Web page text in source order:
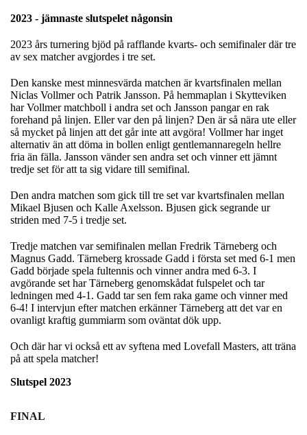
2023 - jämnaste slutspelet någonsin
2023 års turnering bjöd på rafflande kvarts- och semifinaler där tre
av sex matcher avgjordes i tre set.
Den kanske mest minnesvärda matchen är kvartsfinalen mellan
Niclas Vollmer och Patrik Jansson. På hemmaplan i Skytteviken
har Vollmer matchboll i andra set och Jansson pangar en rak
forehand på linjen. Eller var den på linjen? Den är så nära ute eller
så mycket på linjen att det går inte att avgöra! Vollmer har inget
alternativ än att döma in bollen enligt gentlemannaregeln hellre
fria än fälla. Jansson vänder sen andra set och vinner ett jämnt
tredje set för att ta sig vidare till semifinal.
Den andra matchen som gick till tre set var kvartsfinalen mellan
Mikael Bjusen och Kalle Axelsson. Bjusen gick segrande ur
striden med 7-5 i tredje set.
Tredje matchen var semifinalen mellan Fredrik Tärneberg och
Magnus Gadd. Tärneberg krossade Gadd i första set med 6-1 men
Gadd började spela fultennis och vinner andra med 6-3. I
avgörande set har Tärneberg genomskådat fulspelet och tar
ledningen med 4-1. Gadd tar sen fem raka game och vinner med
6-4! I intervjun efter matchen erkänner Tärneberg att det var en
ovanligt kraftig gummiarm som oväntat dök upp.
Och där har vi också ett av syftena med Lovefall Masters, att träna
på att spela matcher!
Slutspel 2023
FINAL